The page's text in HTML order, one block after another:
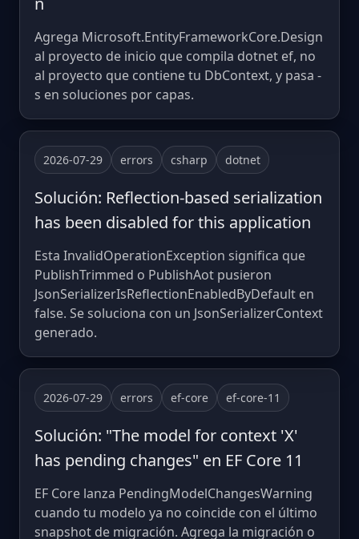
Agrega Microsoft.EntityFrameworkCore.Design
al proyecto de inicio que compila dotnet ef, no
al proyecto que contiene tu DbContext, y pasa -
s en soluciones por capas.
2026-07-29 errors csharp dotnet
Solución: Reflection-based serialization
has been disabled for this application
Esta InvalidOperationException significa que
PublishTrimmed o PublishAot pusieron
JsonSerializerIsReflectionEnabledByDefault en
false. Se soluciona con un JsonSerializerContext
generado.
2026-07-29 errors ef-core ef-core-11
Solución: "The model for context 'X'
has pending changes" en EF Core 11
EF Core lanza PendingModelChangesWarning
cuando tu modelo ya no coincide con el último
snapshot de migración. Agrega la migración o